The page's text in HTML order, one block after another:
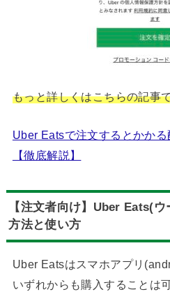
もっと詳しくはこちらの記事
Uber Eatsで注文するとかか
【徹底解説】
【注文者向け】Uber Eats(
方法と使い方
Uber Eatsはスマホアプリ
いずれからも購入することは